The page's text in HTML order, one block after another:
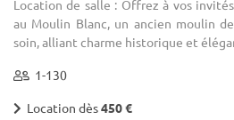
Location de salle : Offrez à vos
au Moulin Blanc, un ancien moulin
soin, alliant charme historique et
1-130
Location dès450 €